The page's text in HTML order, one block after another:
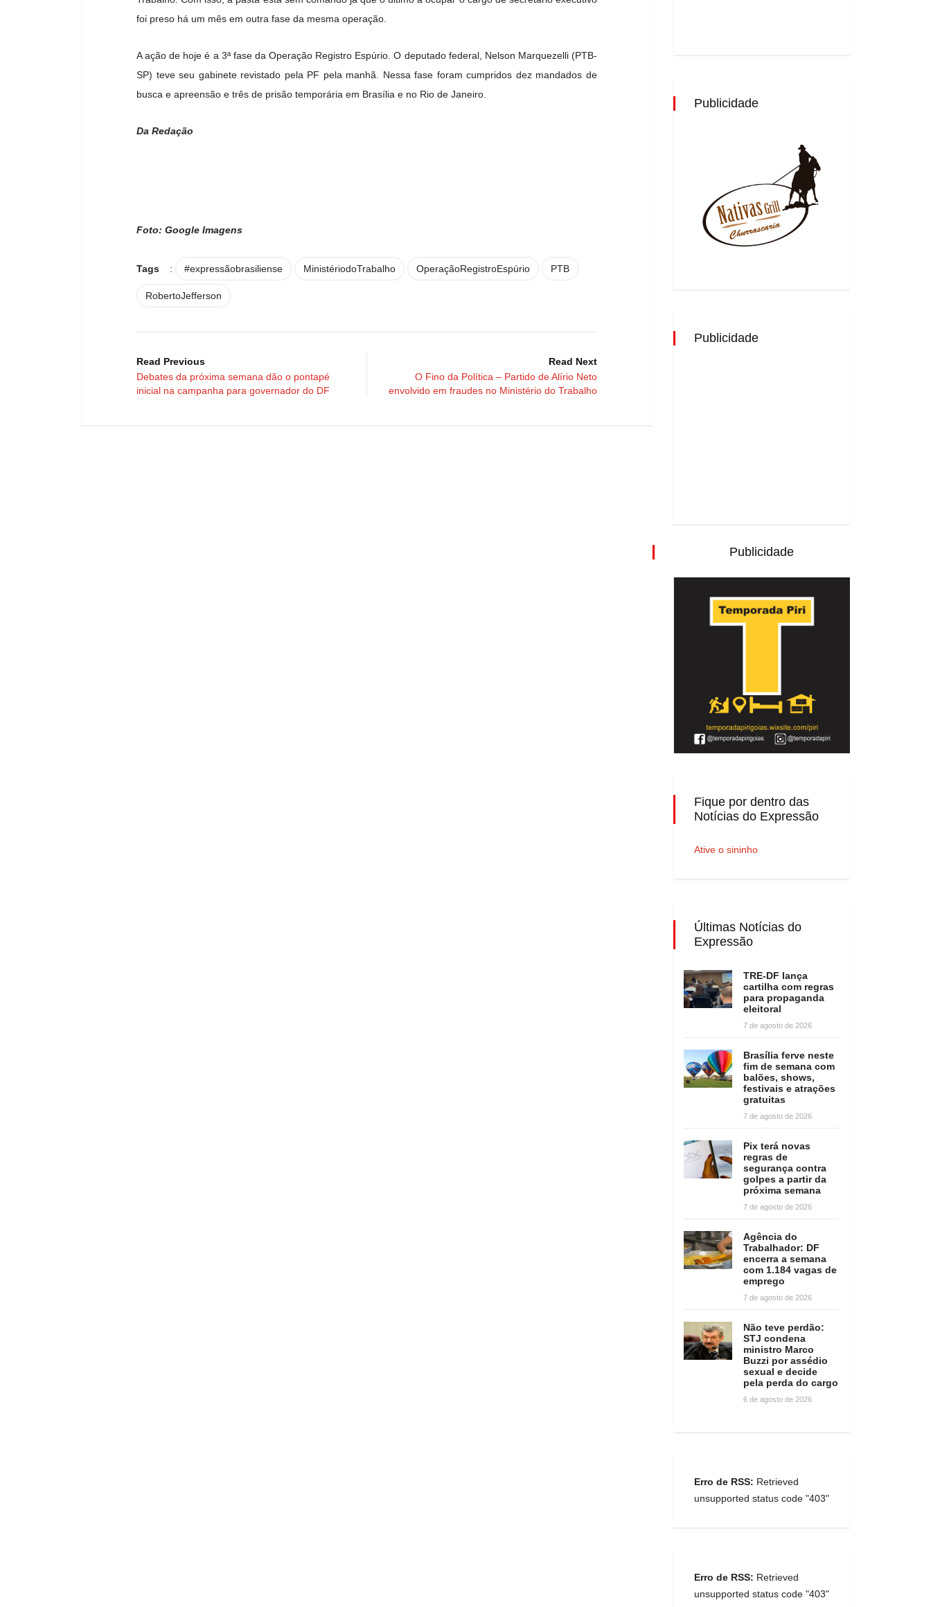
foi preso há um mês em outra fase da mesma operação.
A ação de hoje é a 3ª fase da Operação Registro Espúrio. O deputado federal, Nelson Marquezelli (PTB-
SP) teve seu gabinete revistado pela PF pela manhã. Nessa fase foram cumpridos dez mandados de
busca e apreensão e três de prisão temporária em Brasília e no Rio de Janeiro.
Da Redação
Foto: Google Imagens
Tags : #expressãobrasiliense MinistériodoTrabalho OperaçãoRegistroEspúrio PTB
RobertoJefferson
Read Previous
Debates da próxima semana dão o pontapé
inicial na campanha para governador do DF
Read Next
O Fino da Política – Partido de Alírio Neto
envolvido em fraudes no Ministério do Trabalho
Publicidade
Publicidade
Publicidade
Fique por dentro das
Notícias do Expressão
Ative o sininho
Últimas Notícias do
Expressão
TRE-DF lança
cartilha com regras
para propaganda
eleitoral
7 de agosto de 2026
Brasília ferve neste
fim de semana com
balões, shows,
festivais e atrações
gratuitas
7 de agosto de 2026
Pix terá novas
regras de
segurança contra
golpes a partir da
próxima semana
7 de agosto de 2026
Agência do
Trabalhador: DF
encerra a semana
com 1.184 vagas de
emprego
7 de agosto de 2026
Não teve perdão:
STJ condena
ministro Marco
Buzzi por assédio
sexual e decide
pela perda do cargo
6 de agosto de 2026
Erro de RSS: Retrieved
unsupported status code "403"
Erro de RSS: Retrieved
unsupported status code "403"